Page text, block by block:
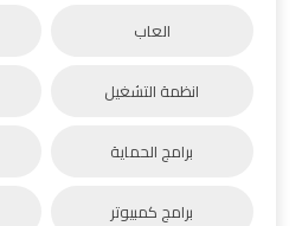
العاب
انظمة التشغيل
برامج الحماية
برامج كمبيوتر